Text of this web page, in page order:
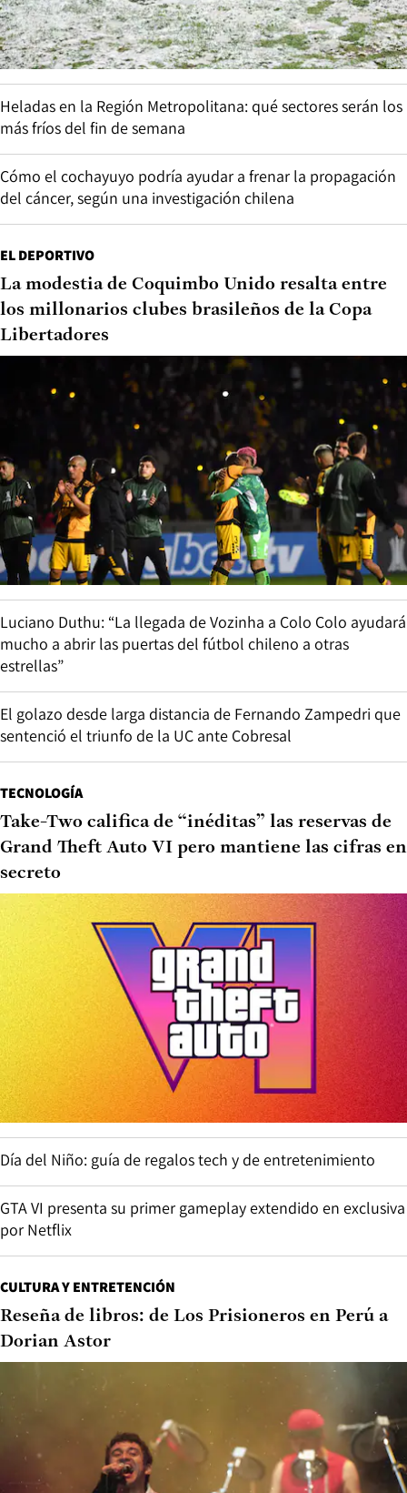
Heladas en la Región Metropolitana: qué sectores serán los
más fríos del fin de semana
Cómo el cochayuyo podría ayudar a frenar la propagación
del cáncer, según una investigación chilena
EL DEPORTIVO
La modestia de Coquimbo Unido resalta entre
los millonarios clubes brasileños de la Copa
Libertadores
Luciano Duthu: “La llegada de Vozinha a Colo Colo ayudará
mucho a abrir las puertas del fútbol chileno a otras
estrellas”
El golazo desde larga distancia de Fernando Zampedri que
sentenció el triunfo de la UC ante Cobresal
TECNOLOGÍA
Take-Two califica de “inéditas” las reservas de
Grand Theft Auto VI pero mantiene las cifras en
secreto
Día del Niño: guía de regalos tech y de entretenimiento
GTA VI presenta su primer gameplay extendido en exclusiva
por Netflix
CULTURA Y ENTRETENCIÓN
Reseña de libros: de Los Prisioneros en Perú a
Dorian Astor